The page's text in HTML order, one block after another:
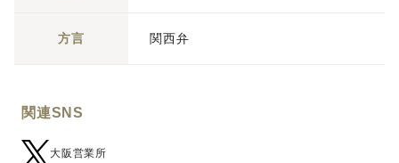
方言 関西弁
関連SNS
大阪営業所